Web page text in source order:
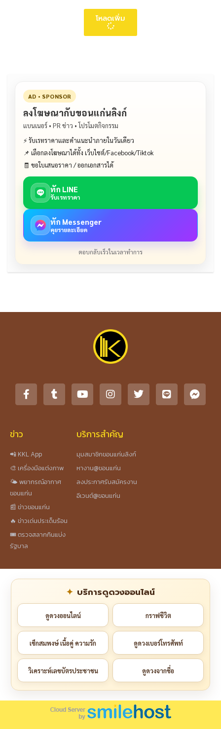
โหลดเพิ่ม
AD • SPONSOR
ลงโฆษณากับขอนแก่นลิงก์
แบนเนอร์ • PR ข่าว • โปรโมตกิจกรรม
⚡ รับเรทราคาและคำแนะนำภายในวันเดียว
📌 เลือกลงโฆษณาได้ทั้ง เว็บไซต์/Facebook/Tiktok
🧾 ขอใบเสนอราคา / ออกเอกสารได้
ทัก LINE
รับเรทราคา
ทัก Messenger
คุยรายละเอียด
ตอบกลับเร็วในเวลาทำการ
ข่าว
📲 KKL App
🎨 เครื่องมือแต่งภาพ
🌤️ พยากรณ์อากาศ
ขอนแก่น
📰 ข่าวขอนแก่น
🔥 ข่าวเด่นประเด็นร้อน
🎟️ ตรวจสลากกินแบ่ง
รัฐบาล
บริการสำคัญ
มุมสมาชิกขอนแก่นลิงก์
หางาน@ขอนแก่น
ลงประกาศรับสมัครงาน
อีเวนต์@ขอนแก่น
บริการดูดวงออนไลน์
ดูดวงออนไลน์ กราฟชีวิต
เช็กสมพงษ์ เนื้อคู่ ความรัก ดูดวงเบอร์โทรศัพท์
วิเคราะห์เลขบัตรประชาชน ดูดวงจากชื่อ